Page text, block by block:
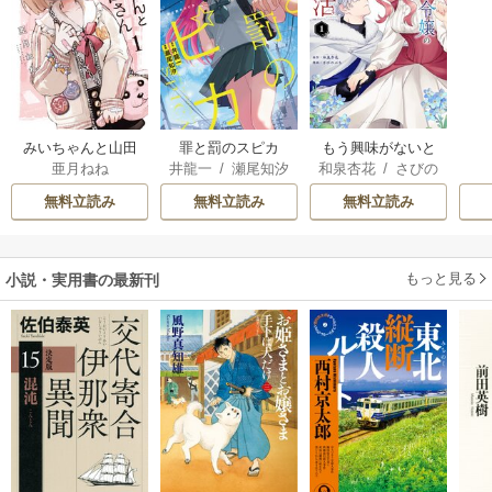
みいちゃんと山田
さん
亜月ねね
無料立読み
罪と罰のスピカ
井龍一 /瀬尾知汐
無料立読み
もう興味がないと
離婚された令嬢の
意外と楽しい新生
活
和泉杏花 / さびの
ぶち
無料立読み
小説・実用書の最新刊 もっと見る